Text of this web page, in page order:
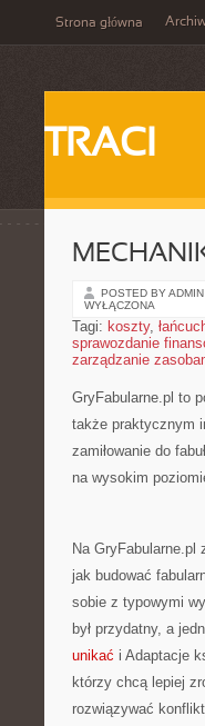
Strona główna
TRACI
POSTED BY ADMIN
WYŁĄCZONA
Tagi: koszty,
sprawozdanie
zarządzanie
GryFabularne.pl to
także praktycznym
zamiłowanie do
na wysokim
Na
jak budować
sobie z typowymi
był przydatny, a
unikać i Adaptacje
którzy chcą lepiej
rozwiązywać